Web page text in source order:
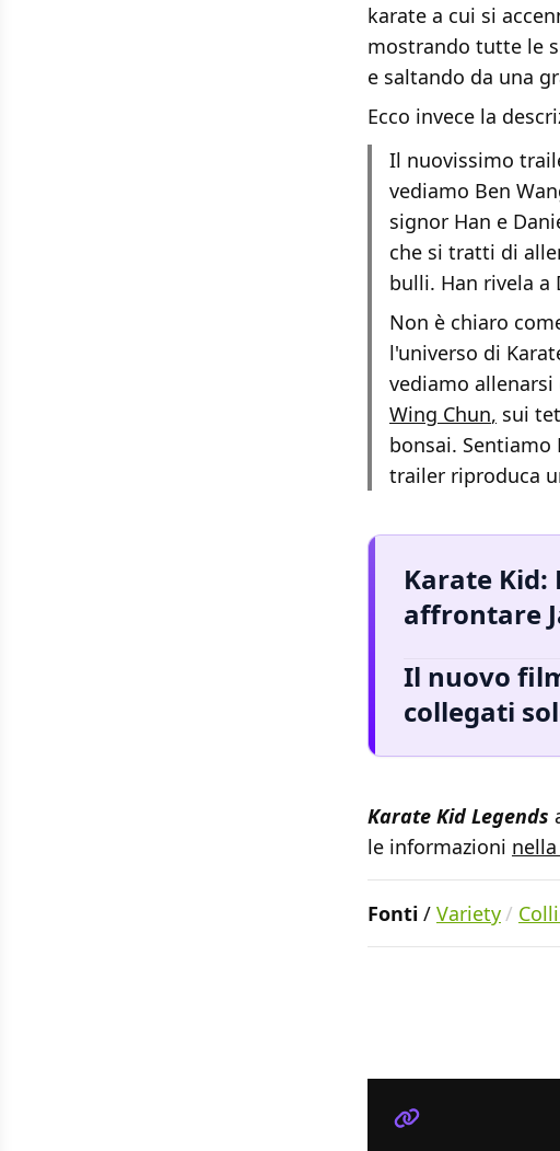
karate a cui si
mostrando tutte le
e saltando da una
Ecco invece la
Il nuovissimo
vediamo Ben
signor Han e
che si tratti di
bulli. Han rivela
Non è chiaro
l'universo di
vediamo
Wing Chun, sui
bonsai. Sentiamo
trailer riproduca
Karate Kid:
affrontare
Il nuovo
collegati
Karate Kid Legends
le informazioni
Fonti / Variety